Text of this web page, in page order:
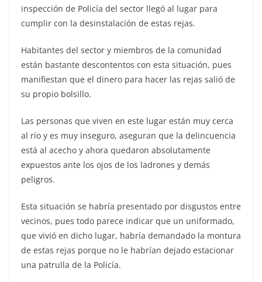
inspección de Policía del sector llegó al lugar para
cumplir con la desinstalación de estas rejas.
Habitantes del sector y miembros de la comunidad
están bastante descontentos con esta situación, pues
manifiestan que el dinero para hacer las rejas salió de
su propio bolsillo.
Las personas que viven en este lugar están muy cerca
al río y es muy inseguro, aseguran que la delincuencia
está al acecho y ahora quedaron absolutamente
expuestos ante los ojos de los ladrones y demás
peligros.
Esta situación se habría presentado por disgustos entre
vecinos, pues todo parece indicar que un uniformado,
que vivió en dicho lugar, habría demandado la montura
de estas rejas porque no le habrían dejado estacionar
una patrulla de la Policía.